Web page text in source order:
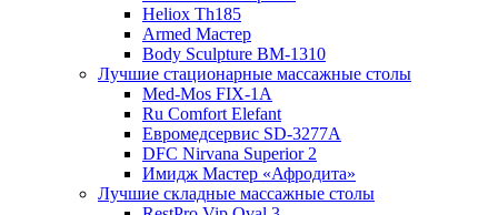
Heliox Th185
Armed Мастер
Body Sculpture BM-1310
Лучшие стационарные массажные столы
Med-Mos FIX-1A
Ru Comfort Elefant
Евромедсервис SD-3277A
DFC Nirvana Superior 2
Имидж Мастер «Афродита»
Лучшие складные массажные столы